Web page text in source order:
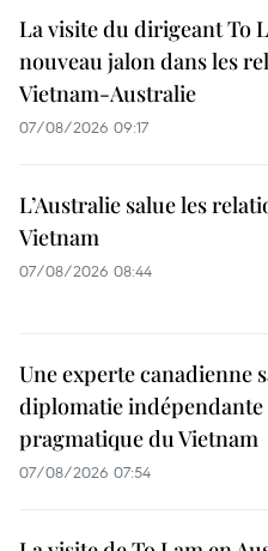
La visite du dirigeant To
nouveau jalon dans les
Vietnam-Australie
07/08/2026 09:17
L’Australie salue les
Vietnam
07/08/2026 08:44
Une experte canadienne
diplomatie indépendante
pragmatique du Vietnam
07/08/2026 07:54